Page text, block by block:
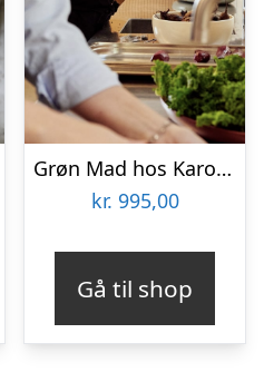
Grøn Mad hos Karoline Trier
kr. 995,00
Gå til shop